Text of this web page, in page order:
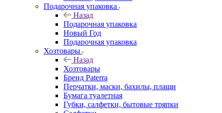
Подарочная упаковка
Назад
Подарочная упаковка
Новый Год
Подарочная упаковка
Хозтовары
Назад
Хозтовары
Бренд Paterra
Перчатки, маски, бахилы, плащи
Бумага туалетная
Губки, салфетки, бытовые тряпки